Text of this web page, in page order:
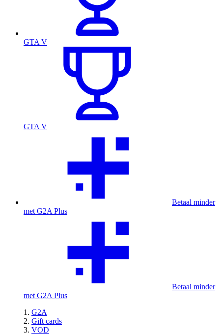
GTA V
GTA V
Betaal minder
met G2A Plus
Betaal minder
met G2A Plus
G2A
Gift cards
VOD